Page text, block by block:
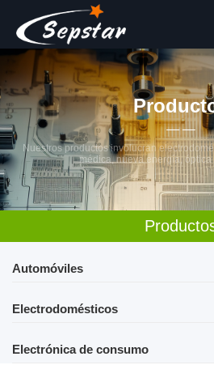
Nuestros productos involucran
médica, nueva energía, óptica
Automóviles
Electrodomésticos
Electrónica de consumo